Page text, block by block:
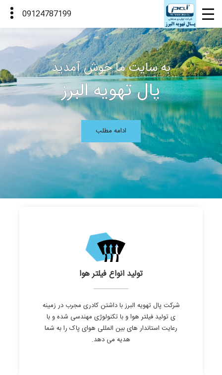
به سایت ما خوش آمدید
پال تهویه البرز
ادامه مطلب
تولید انواع فیلتر هوا
شرکت پال تهویه البرز با داشتن کادری مجرب در زمینه
ی تولید فیلتر هوا و با تکنولوژی مهندسی شده و با
رعایت استاندار های بین المللی هوای پاک را به شما
هدیه می دهد.